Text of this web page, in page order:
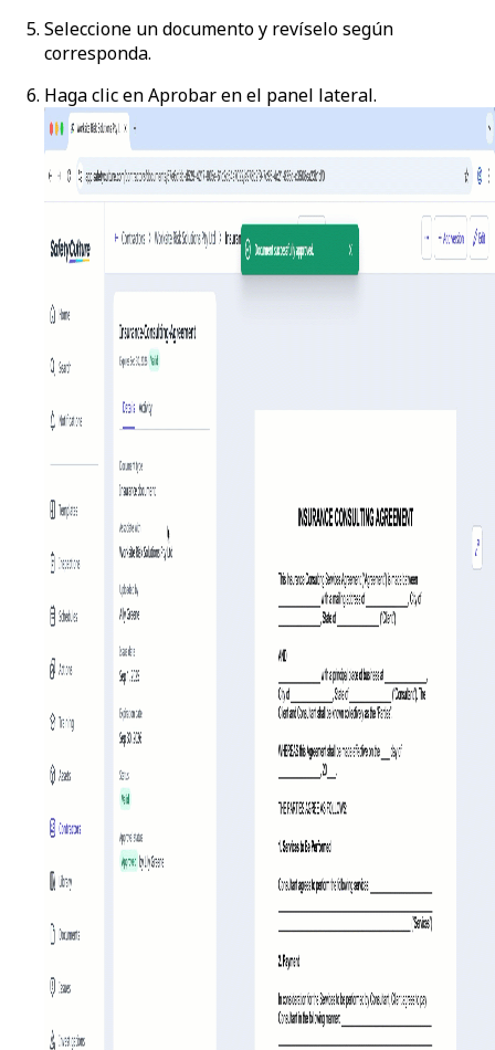
Seleccione un documento y revíselo según
corresponda.
Haga clic enAprobaren el panel lateral.